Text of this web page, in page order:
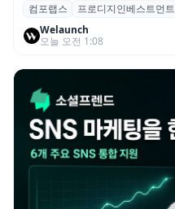
컴포랩스, 프로디지
드 투자 유치
컴포랩스 프로디지인베스트먼트
Welaunch
오늘 오전 1:08